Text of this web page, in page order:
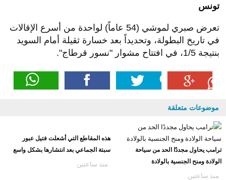
تونس
تعرض صبري لموشي (54 عاماً) لواحدة من أسرع الإقالات
في تاريخ البطولة، وتحديداً بعد خسارة ثقيلة أمام السويد
بنتيجة 1/5، في افتتاح مشوار "نسور قرطاج".
موضوعات متعلقة
ترامب يحاول مجددًا الحد من سياحة
الولادة ومنح الجنسية بالولادة
منذ ساعتين
هذه المقاطع التي أشعلت فتيل عبور
سبتة الجماعي بعد انتشارها بشكل واسع
منذ ساعتين